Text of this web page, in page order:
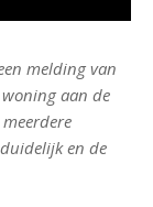
melding van
aan de
en de